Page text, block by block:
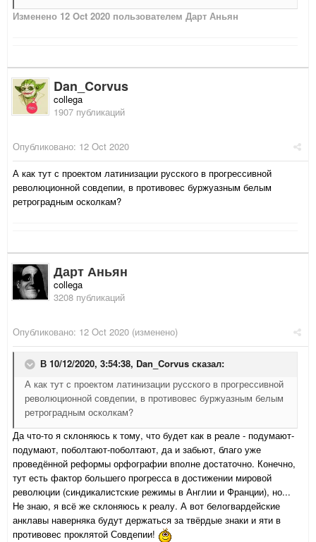
Изменено 12 Oct 2020 пользователем Дарт Аньян
Dan_Corvus
collega
1907 публикаций
Опубликовано: 12 Oct 2020
А как тут с проектом латинизации русского в прогрессивной
революционной совдепии, в противовес буржуазным белым
ретроградным осколкам?
Дарт Аньян
collega
3208 публикаций
Опубликовано: 12 Oct 2020 (изменено)
В 10/12/2020, 3:54:38, Dan_Corvus сказал:
А как тут с проектом латинизации русского в прогрессивной
революционной совдепии, в противовес буржуазным белым
ретроградным осколкам?
Да что-то я склоняюсь к тому, что будет как в реале - подумают-
подумают, поболтают-поболтают, да и забьют, благо уже
проведённой реформы орфографии вполне достаточно. Конечно,
тут есть фактор большего прогресса в достижении мировой
революции (синдикалистские режимы в Англии и Франции), но...
Не знаю, я всё же склоняюсь к реалу. А вот белогвардейские
анклавы наверняка будут держаться за твёрдые знаки и яти в
противовес проклятой Совдепии!